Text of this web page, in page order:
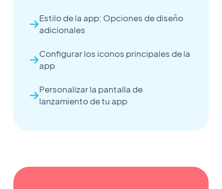
Estilo de la app: Opciones de diseño
adicionales
Configurar los iconos principales de la
app
Personalizar la pantalla de
lanzamiento de tu app